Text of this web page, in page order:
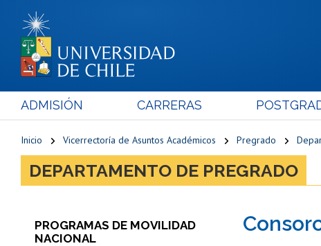
ADMISIÓN CARRERAS
Inicio Vicerrectoría de Asuntos Académicos Pregrado
DEPARTAMENTO DE PREGRADO
PROGRAMAS DE MOVILIDAD
NACIONAL